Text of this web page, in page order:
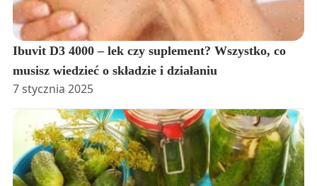
Ibuvit D3 4000 – lek czy suplement? Wszystko, co
musisz wiedzieć o składzie i działaniu
7 stycznia 2025